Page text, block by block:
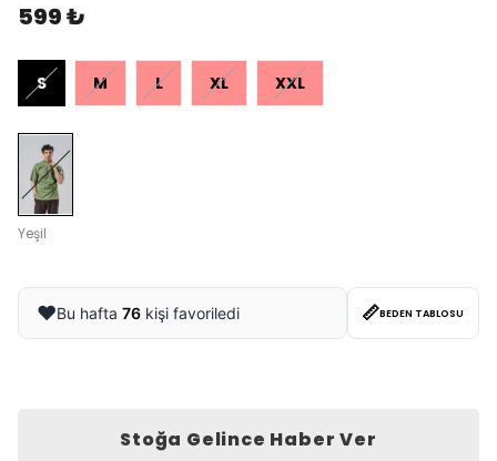
599 ₺
S M L XL XXL
Yeşil
❤️Bu hafta 76 kişi favoriledi 📏BEDEN TABLOSU
Stoğa Gelince Haber Ver